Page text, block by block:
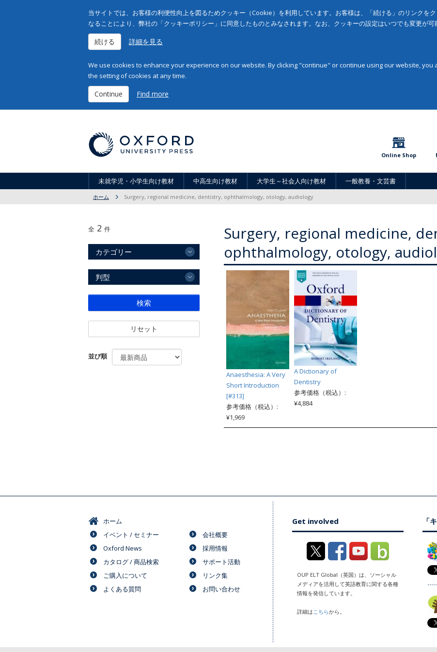
当サイトでは、お客様の利便性向上を図るためクッキー（Cookie）を利用しています。お客様は、「続ける」のリンクを
なることにより、弊社の「クッキーポリシー」に同意したものとみなされます。なお、クッキーの設定はいつでも変更が可
続ける 詳細を見る
We use cookies to enhance your experience on our website. By clicking "continue" or continue using our website, you
the setting of cookies at any time.
Continue Find more
Online Shop
未就学児・小学生向け教材 中高生向け教材 大学生～社会人向け教材 一般教養・文芸書
ホーム Surgery, regional medicine, dentistry, ophthalmology, otology, audiology
Surgery, regional medicine,
ophthalmology, otology,
Anaesthesia: A Very
Short Introduction
[#313]
参考価格（税込）:
¥1,969
A Dictionary of
Dentistry
参考価格（税込）:
¥4,884
全 2 件
カテゴリー
判型
検索
リセット
並び順
ホーム
イベント / セミナー
Oxford News
カタログ / 商品検索
ご購入について
よくある質問
会社概要
採用情報
サポート活動
リンク集
お問い合わせ
Get involved
OUP ELT Global（英国）は、ソーシャル
メディアを活用して英語教育に関する各種
情報を発信しています。
詳細はこちらから。
「